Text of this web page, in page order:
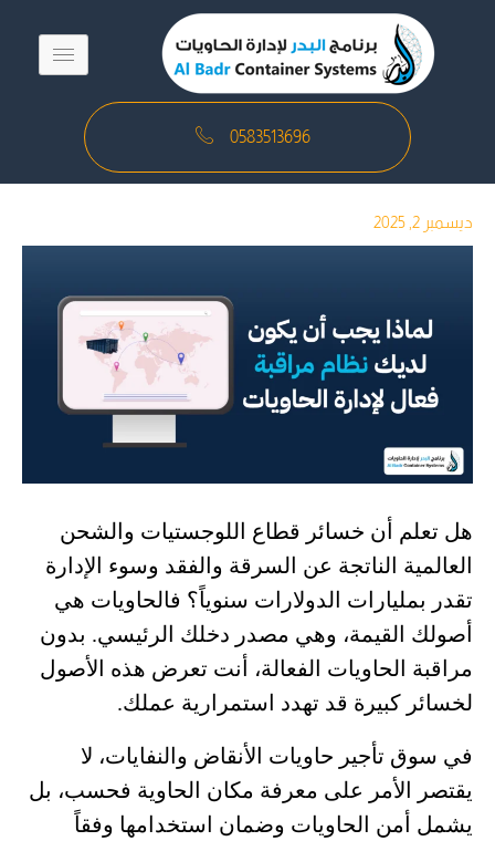
0583513696
ديسمبر 2, 2025
هل تعلم أن خسائر قطاع اللوجستيات والشحن
العالمية الناتجة عن السرقة والفقد وسوء الإدارة
تقدر بمليارات الدولارات سنوياً؟ فالحاويات هي
أصولك القيمة، وهي مصدر دخلك الرئيسي. بدون
مراقبة الحاويات الفعالة، أنت تعرض هذه الأصول
لخسائر كبيرة قد تهدد استمرارية عملك.
في سوق تأجير حاويات الأنقاض والنفايات، لا
يقتصر الأمر على معرفة مكان الحاوية فحسب، بل
يشمل أمن الحاويات وضمان استخدامها وفقاً